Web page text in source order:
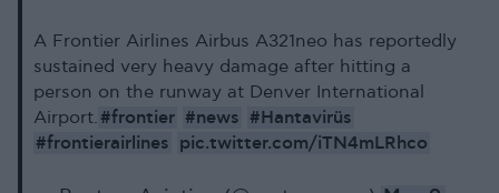
A Frontier Airlines Airbus A321neo has reportedly
sustained very heavy damage after hitting a
person on the runway at Denver International
Airport. #frontier #news #Hantavirüs
#frontierairlines pic.twitter.com/iTN4mLRhco